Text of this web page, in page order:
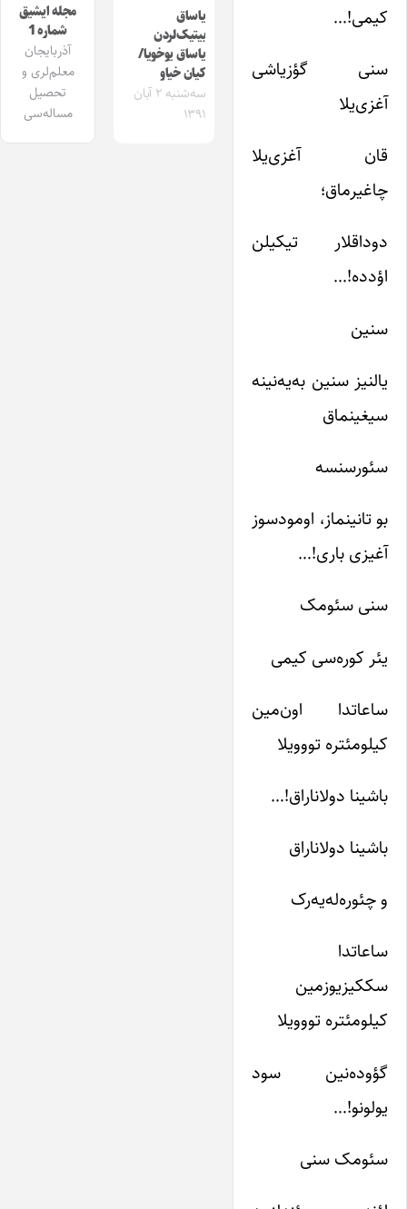
کیمی!…
سنی گؤزیاشی
آغزی‌یلا
قان آغزی‌یلا
چاغیرماق؛
دوداقلار تیکیلن
اؤدده!…
سنین
یالنیز سنین به‌یه‌نینه
سیغینماق
سئورسنسه
بو تانینماز، اومودسوز
آغیزی باری!…
سنی سئومک
یئر کوره‌سی کیمی
ساعاتدا اون‌مین
کیلومئتره تووویلا
باشینا دولانا‌راق!…
باشینا دولانا‌راق
و چئوره‌له‌یه‌رک
ساعاتدا
سککیزیوزمین
کیلومئتره تووویلا
گؤوده‌نین سود
یولونو!…
سئومک سنی
یاساق
بیتیک‌لردن
یاساق یوخویا/
کیان خیاو
سه‌شنبه ۲ آبان
۱۳۹۱
مجله ایشیق
شماره 1
آذربایجان
معلم‌لری و
تحصیل
مساله‌سی